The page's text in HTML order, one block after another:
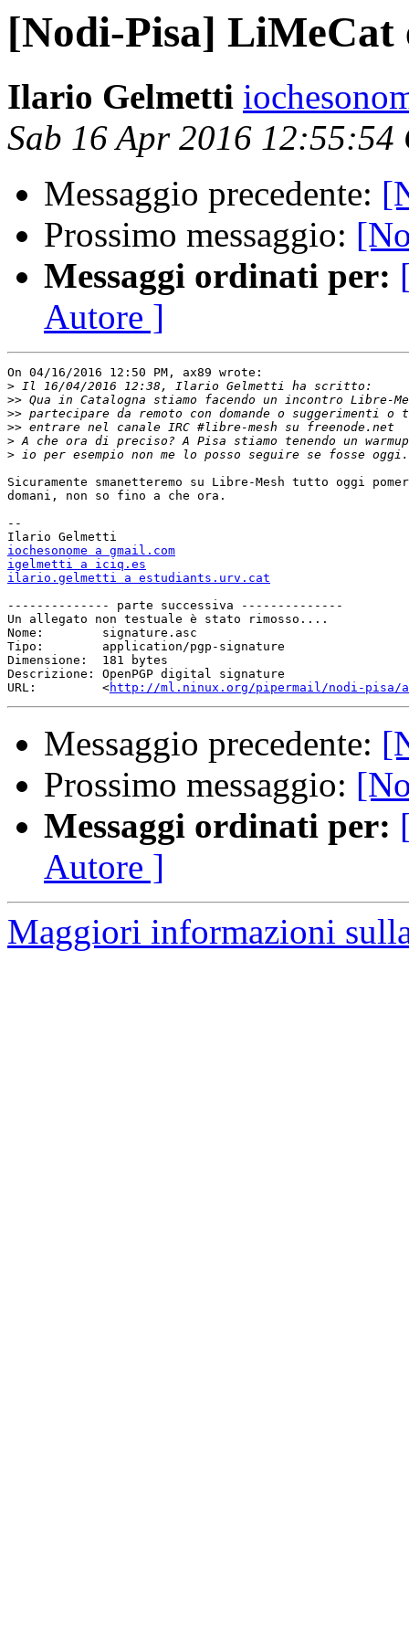
[Nodi-Pisa] LiMeCat
Ilario Gelmetti
Sab 16 Apr 2016 12:55:54
Messaggio precedente:
Prossimo messaggio:
Messaggi ordinati per:
Autore ]
On 04/16/2016 12:50 PM, ax89 wrote:
>
>>
>>
>>
>
>
Sicuramente smanetteremo su Libre-Mesh tutto oggi
domani, non so fino a che ora.
--
iochesonome a gmail.com
igelmetti a iciq.es
ilario.gelmetti a estudiants.urv.cat
-------------- parte successiva --------------
Un allegato non testuale è stato rimosso....
Nome:        signature.asc
Tipo:        application/pgp-signature
Dimensione:  181 bytes
Descrizione: OpenPGP digital signature
URL:         <http://ml.ninux.org/pipermail/nodi-pisa/
Messaggio precedente:
Prossimo messaggio:
Messaggi ordinati per:
Autore ]
Maggiori informazioni